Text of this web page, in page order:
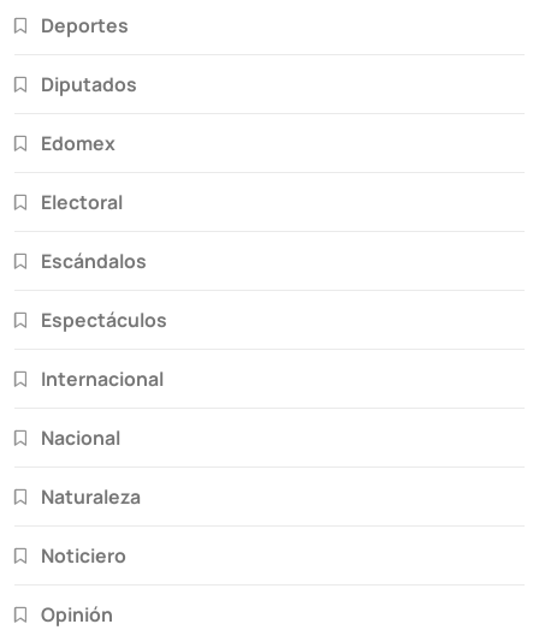
Deportes
Diputados
Edomex
Electoral
Escándalos
Espectáculos
Internacional
Nacional
Naturaleza
Noticiero
Opinión